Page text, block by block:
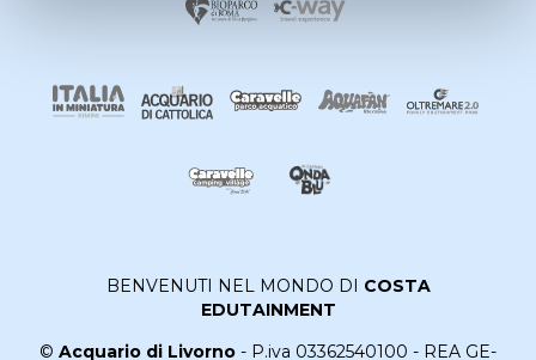
BENVENUTI NEL MONDO DI COSTA
EDUTAINMENT
© Acquario di Livorno - P.iva 03362540100 - REA GE-